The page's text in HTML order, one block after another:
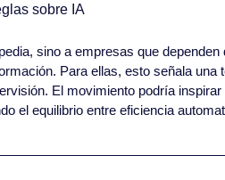
sobre IA
sino a empresas que dependen
Para ellas, esto señala una
El movimiento podría
el equilibrio entre eficiencia